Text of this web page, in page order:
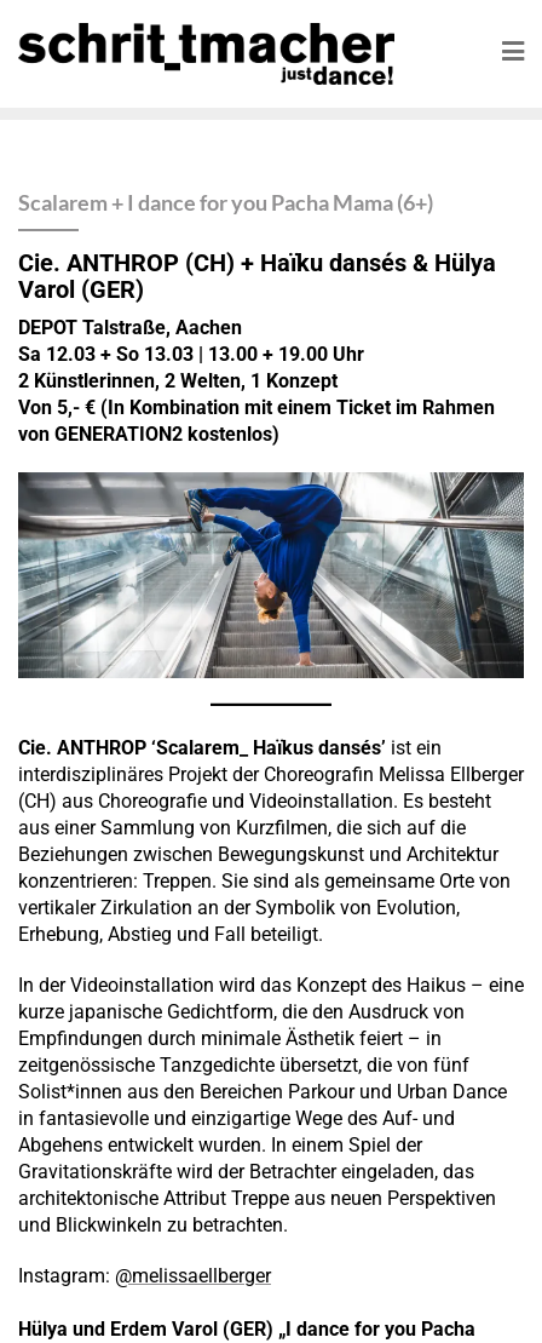
Scalarem + I dance for you Pacha Mama (6+)
Cie. ANTHROP (CH) + Haïku dansés & Hülya
Varol (GER)
DEPOT Talstraße, Aachen
Sa 12.03 + So 13.03 | 13.00 + 19.00 Uhr
2 Künstlerinnen, 2 Welten, 1 Konzept
Von 5,- € (In Kombination mit einem Ticket im Rahmen
von GENERATION2 kostenlos)
Cie. ANTHROP ‘Scalarem_ Haïkus dansés’ ist ein
interdisziplinäres Projekt der Choreografin Melissa Ellberger
(CH) aus Choreografie und Videoinstallation. Es besteht
aus einer Sammlung von Kurzfilmen, die sich auf die
Beziehungen zwischen Bewegungskunst und Architektur
konzentrieren: Treppen. Sie sind als gemeinsame Orte von
vertikaler Zirkulation an der Symbolik von Evolution,
Erhebung, Abstieg und Fall beteiligt.
In der Videoinstallation wird das Konzept des Haikus – eine
kurze japanische Gedichtform, die den Ausdruck von
Empfindungen durch minimale Ästhetik feiert – in
zeitgenössische Tanzgedichte übersetzt, die von fünf
Solist*innen aus den Bereichen Parkour und Urban Dance
in fantasievolle und einzigartige Wege des Auf- und
Abgehens entwickelt wurden. In einem Spiel der
Gravitationskräfte wird der Betrachter eingeladen, das
architektonische Attribut Treppe aus neuen Perspektiven
und Blickwinkeln zu betrachten.
Instagram: @melissaellberger
Hülya und Erdem Varol (GER) „I dance for you Pacha